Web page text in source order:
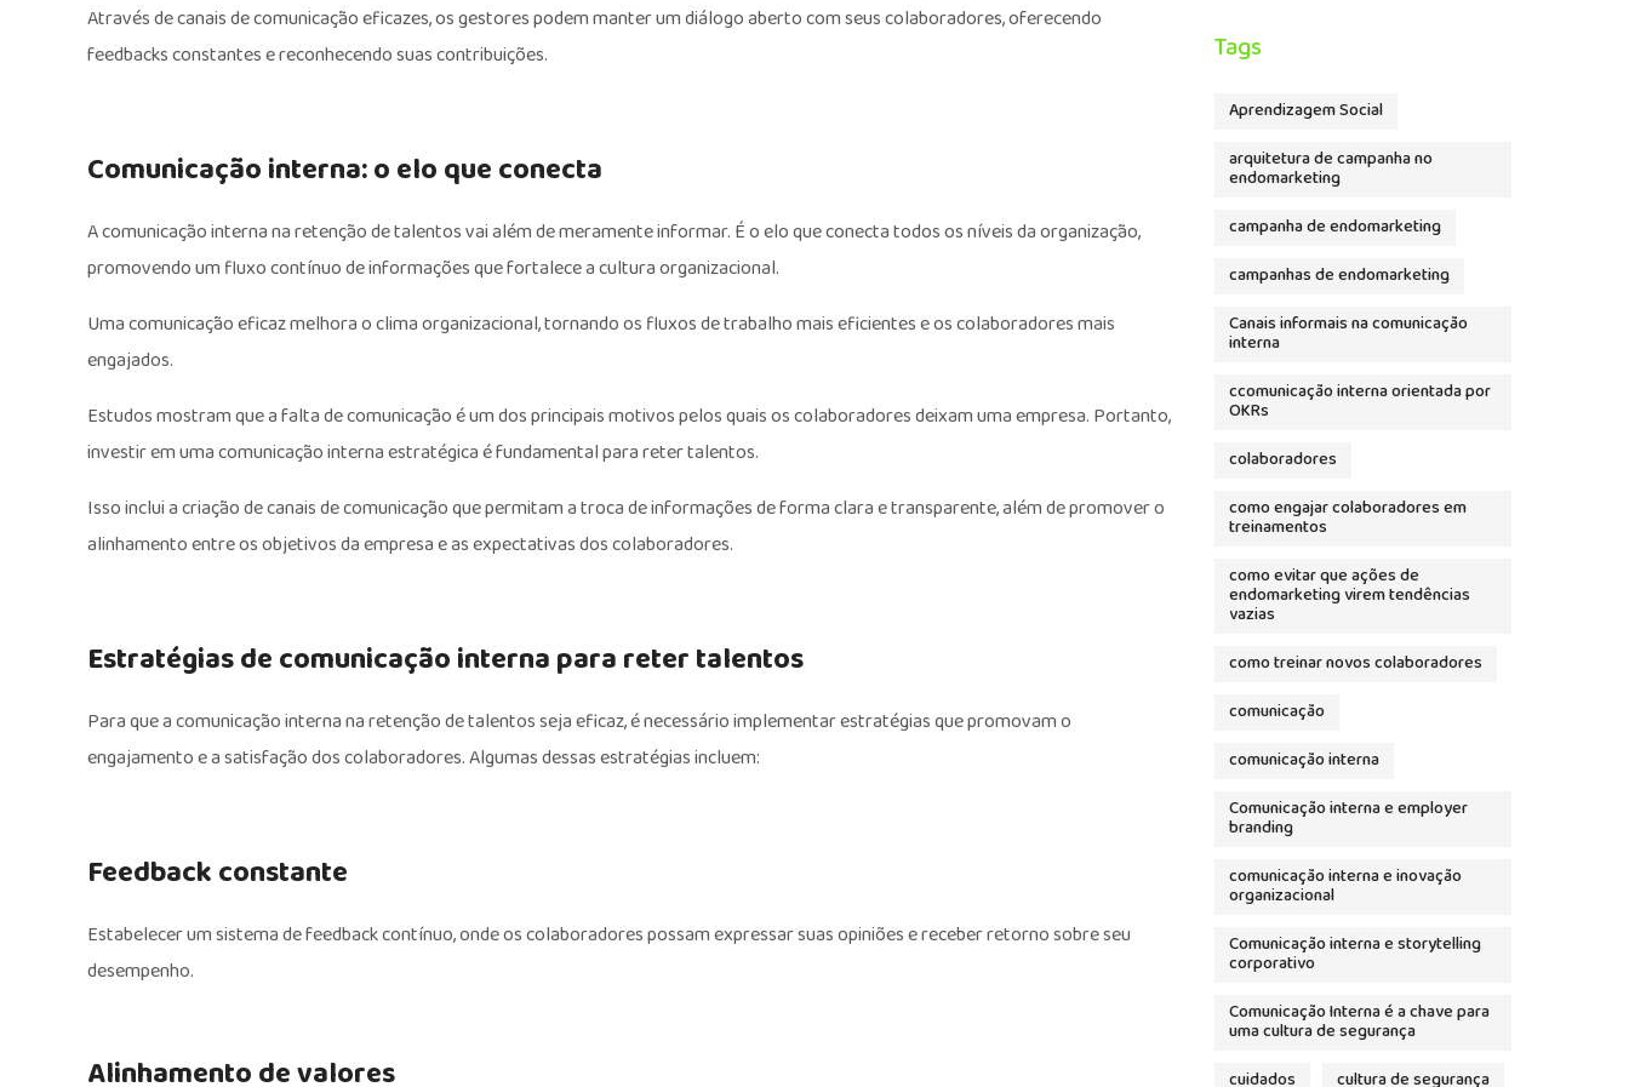
Através de canais de comunicação eficazes, os gestores podem manter um diálogo aberto com seus colaboradores, oferecendo
feedbacks constantes e reconhecendo suas contribuições.
Comunicação interna: o elo que conecta
A comunicação interna na retenção de talentos vai além de meramente informar. É o elo que conecta todos os níveis da organização,
promovendo um fluxo contínuo de informações que fortalece a cultura organizacional.
Uma comunicação eficaz melhora o clima organizacional, tornando os fluxos de trabalho mais eficientes e os colaboradores mais
engajados.
Estudos mostram que a falta de comunicação é um dos principais motivos pelos quais os colaboradores deixam uma empresa. Portanto,
investir em uma comunicação interna estratégica é fundamental para reter talentos.
Isso inclui a criação de canais de comunicação que permitam a troca de informações de forma clara e transparente, além de promover o
alinhamento entre os objetivos da empresa e as expectativas dos colaboradores.
Estratégias de comunicação interna para reter talentos
Para que a comunicação interna na retenção de talentos seja eficaz, é necessário implementar estratégias que promovam o
engajamento e a satisfação dos colaboradores. Algumas dessas estratégias incluem:
Feedback constante
Estabelecer um sistema de feedback contínuo, onde os colaboradores possam expressar suas opiniões e receber retorno sobre seu
desempenho.
Alinhamento de valores
Tags
Aprendizagem Social
arquitetura de campanha no
endomarketing
campanha de endomarketing
campanhas de endomarketing
Canais informais na comunicação
interna
ccomunicação interna orientada por
OKRs
colaboradores
como engajar colaboradores em
treinamentos
como evitar que ações de
endomarketing virem tendências
vazias
como treinar novos colaboradores
comunicação
comunicação interna
Comunicação interna e employer
branding
comunicação interna e inovação
organizacional
Comunicação interna e storytelling
corporativo
Comunicação Interna é a chave para
uma cultura de segurança
cuidados
cultura de segurança